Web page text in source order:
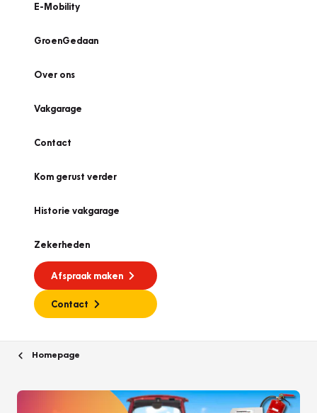
E-Mobility
GroenGedaan
Over ons
Vakgarage
Contact
Kom gerust verder
Historie vakgarage
Zekerheden
Afspraak maken
Contact
Homepage